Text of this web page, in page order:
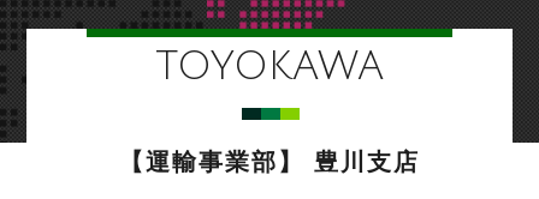
TOYOKAWA
【運輸事業部】 豊川支店